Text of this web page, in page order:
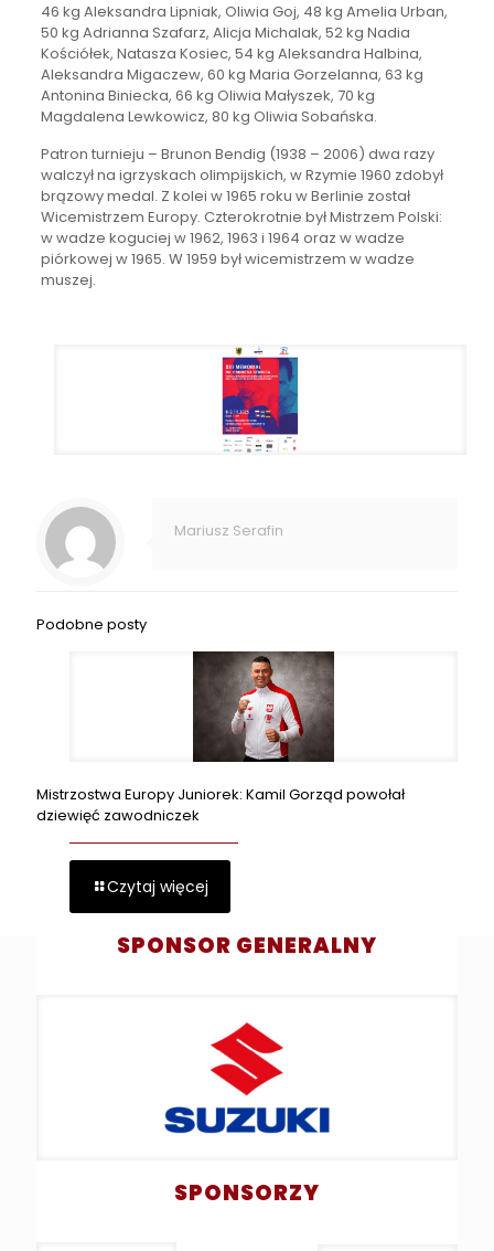
46 kg Aleksandra Lipniak, Oliwia Goj, 48 kg Amelia Urban,
50 kg Adrianna Szafarz, Alicja Michalak, 52 kg Nadia
Kościółek, Natasza Kosiec, 54 kg Aleksandra Halbina,
Aleksandra Migaczew, 60 kg Maria Gorzelanna, 63 kg
Antonina Biniecka, 66 kg Oliwia Małyszek, 70 kg
Magdalena Lewkowicz, 80 kg Oliwia Sobańska.
Patron turnieju – Brunon Bendig (1938 – 2006) dwa razy
walczył na igrzyskach olimpijskich, w Rzymie 1960 zdobył
brązowy medal. Z kolei w 1965 roku w Berlinie został
Wicemistrzem Europy. Czterokrotnie był Mistrzem Polski:
w wadze koguciej w 1962, 1963 i 1964 oraz w wadze
piórkowej w 1965. W 1959 był wicemistrzem w wadze
muszej.
Mariusz Serafin
Podobne posty
Mistrzostwa Europy Juniorek: Kamil Gorząd powołał
dziewięć zawodniczek
Czytaj więcej
SPONSOR GENERALNY
SPONSORZY